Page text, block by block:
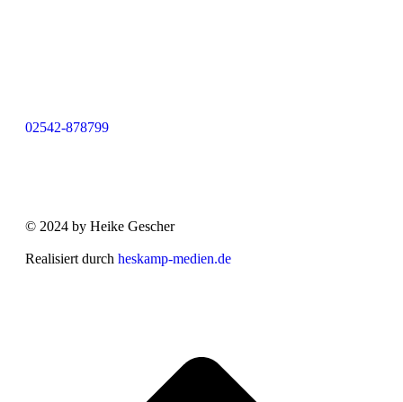
02542-878799
© 2024 by Heike Gescher
Realisiert durch heskamp-medien.de